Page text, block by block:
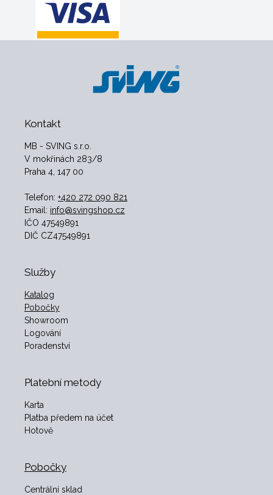
Kontakt
MB - SVING s.r.o.
V mokřinách 283/8
Praha 4, 147 00
Telefon: +420 272 090 821
Email: info@svingshop.cz
IČO 47549891
DIČ CZ47549891
Služby
Katalog
Pobočky
Showroom
Logování
Poradenství
Platební metody
Karta
Platba předem na účet
Hotově
Pobočky
Centrální sklad